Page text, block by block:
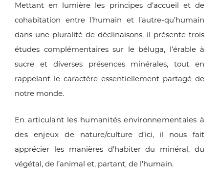
Mettant en lumière les principes d’accueil et de
cohabitation entre l’humain et l’autre-qu’humain
dans une pluralité de déclinaisons, il présente trois
études complémentaires sur le béluga, l’érable à
sucre et diverses présences minérales, tout en
rappelant le caractère essentiellement partagé de
notre monde.
En articulant les humanités environnementales à
des enjeux de nature/culture d’ici, il nous fait
apprécier les manières d’habiter du minéral, du
végétal, de l’animal et, partant, de l’humain.